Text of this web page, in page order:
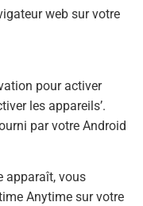
web sur votre
pour activer
les appareils’.
par votre Android
apparaît, vous
Anytime sur votre